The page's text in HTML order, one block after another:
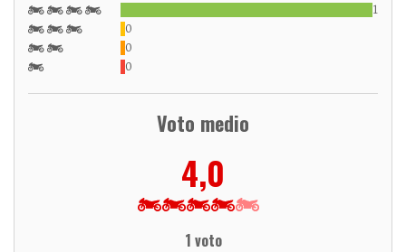
1
0
0
0
Voto medio
4,0
1 voto